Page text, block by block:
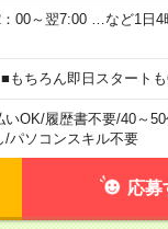
00～翌7:00 …など1日
ちろん即日スタート
いOK/履歴書不要/40～
/パソコンスキル不要
応募